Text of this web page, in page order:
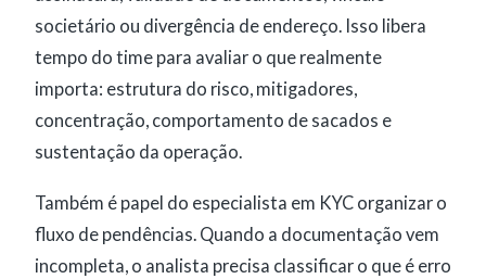
societário ou divergência de endereço. Isso libera
tempo do time para avaliar o que realmente
importa: estrutura do risco, mitigadores,
concentração, comportamento de sacados e
sustentação da operação.
Também é papel do especialista em KYC organizar o
fluxo de pendências. Quando a documentação vem
incompleta, o analista precisa classificar o que é erro